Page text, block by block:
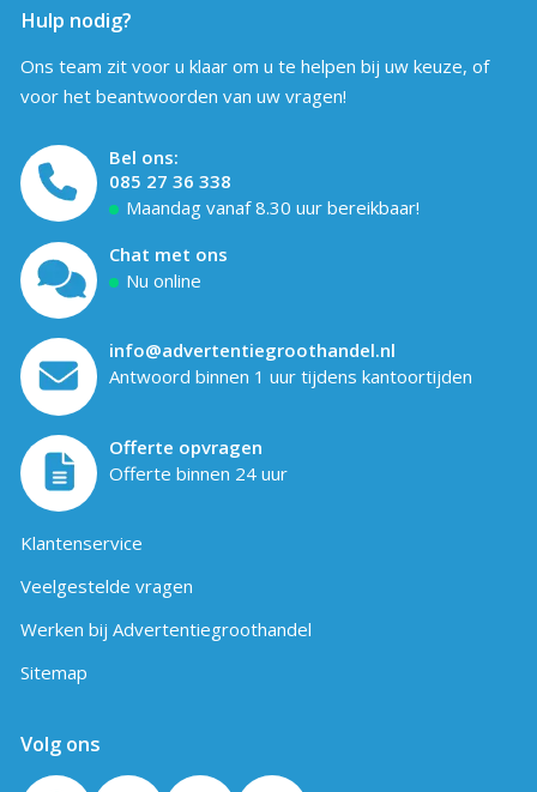
Hulp nodig?
Ons team zit voor u klaar om u te helpen bij uw keuze, of
voor het beantwoorden van uw vragen!
Bel ons:
085 27 36 338
Maandag vanaf 8.30 uur bereikbaar!
Chat met ons
Nu online
info@advertentiegroothandel.nl
Antwoord binnen 1 uur tijdens kantoortijden
Offerte opvragen
Offerte binnen 24 uur
Klantenservice
Veelgestelde vragen
Werken bij Advertentiegroothandel
Sitemap
Volg ons